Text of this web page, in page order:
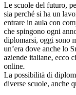
Le scuole del futuro,
sia perché si ha un
entrare in aula con
che spingono ogni
diplomarsi, oggi sono
un’era dove anche lo
aziende italiane, ecco
online.
La possibilità di
diverse scuole, anche